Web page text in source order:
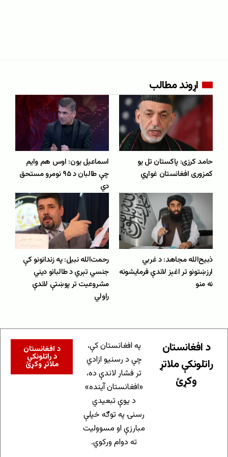
اړوند مطالب
حامد کرزی: پاکستان تل یو
کمزوری افغانستان غواړي
اسماعیل یون: اوس هم وایم
چې طالبان د ۹۵ نومرو مستحق
دي
ذبیح‌الله مجاهد: د غربي
ارزښتونو تر اغېز لاندې فرمایشونه
نه منو
رحمت‌الله نبیل: په زندانونو کې
جنسي تېري د طالبانو دیني
مشروعیت تر پوښتې لاندې
راولي
د افغانستان
راتلونکې ملاتړ
وکړئ
په افغانستان کې،
چې د رسنیو ازادي
تر فشار لاندې ده،
«افغانستان آینده»
د یوې تبعیدي
رسنۍ په توګه خپلې
مبارزې او مسوولیت
ته دوام ورکوي.
د افغانستان
د راتلونکي
ملاتړ وکړئ